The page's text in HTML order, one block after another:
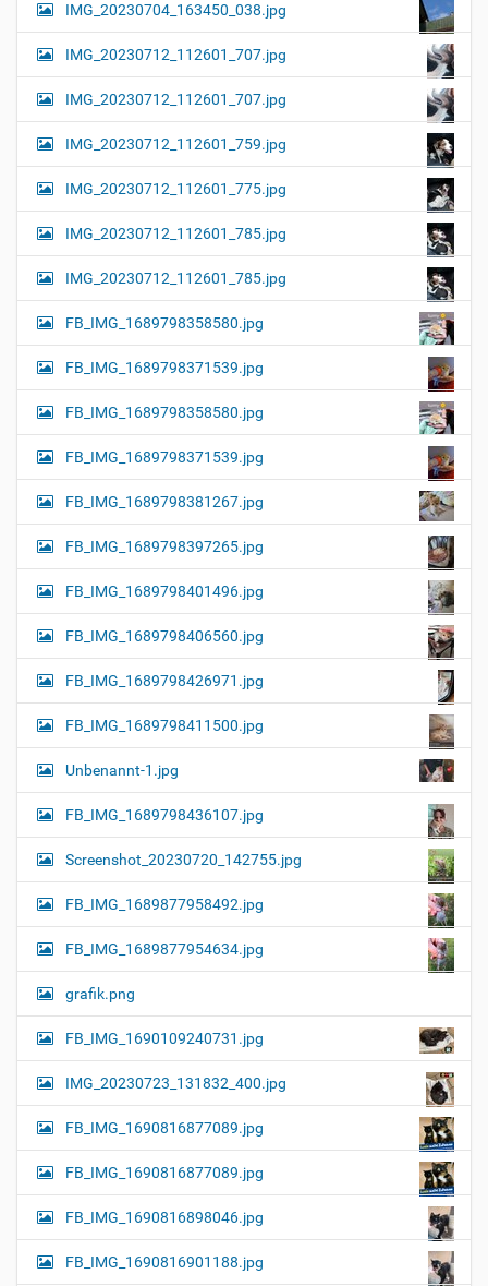
IMG_20230704_163450_038.jpg
IMG_20230712_112601_707.jpg
IMG_20230712_112601_707.jpg
IMG_20230712_112601_759.jpg
IMG_20230712_112601_775.jpg
IMG_20230712_112601_785.jpg
IMG_20230712_112601_785.jpg
FB_IMG_1689798358580.jpg
FB_IMG_1689798371539.jpg
FB_IMG_1689798358580.jpg
FB_IMG_1689798371539.jpg
FB_IMG_1689798381267.jpg
FB_IMG_1689798397265.jpg
FB_IMG_1689798401496.jpg
FB_IMG_1689798406560.jpg
FB_IMG_1689798426971.jpg
FB_IMG_1689798411500.jpg
Unbenannt-1.jpg
FB_IMG_1689798436107.jpg
Screenshot_20230720_142755.jpg
FB_IMG_1689877958492.jpg
FB_IMG_1689877954634.jpg
grafik.png
FB_IMG_1690109240731.jpg
IMG_20230723_131832_400.jpg
FB_IMG_1690816877089.jpg
FB_IMG_1690816877089.jpg
FB_IMG_1690816898046.jpg
FB_IMG_1690816901188.jpg